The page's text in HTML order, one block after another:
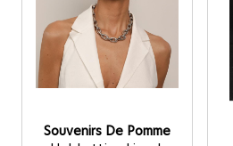
Souvenirs De Pomme